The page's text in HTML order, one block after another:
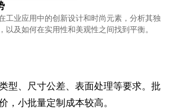
工业应用中的创新设计和时尚元素，分析其独
以及如何在实用性和美观性之间找到平衡。
型、尺寸公差、表面处理等要求。批
，小批量定制成本较高。